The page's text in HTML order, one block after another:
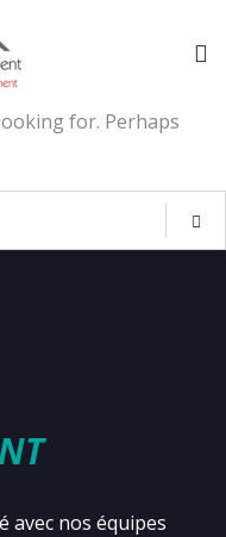
for. Perhaps
nos équipes